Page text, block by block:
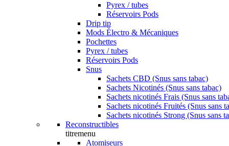
Pyrex / tubes
Réservoirs Pods
Drip tip
Mods Électro & Mécaniques
Pochettes
Pyrex / tubes
Réservoirs Pods
Snus
Sachets CBD (Snus sans tabac)
Sachets Nicotinés (Snus sans tabac)
Sachets nicotinés Frais (Snus sans
Sachets nicotinés Fruités (Snus sans
Sachets nicotinés Strong (Snus sans
Reconstructibles
titremenu
Atomiseurs